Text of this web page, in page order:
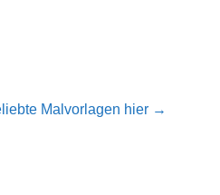
Malvorlagen hier →